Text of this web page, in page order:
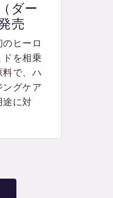
ダー
売
のヒーロ
ドを相乗
料で、ハ
ングケア
途に対